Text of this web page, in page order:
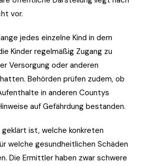
vor.
jedes einzelne Kind in dem
Kinder regelmäßig Zugang zu
Versorgung oder anderen
Behörden prüfen zudem, ob
in anderen Countys
auf Gefährdung bestanden.
ist, welche konkreten
welche gesundheitlichen Schäden
Die Ermittler haben zwar schwere